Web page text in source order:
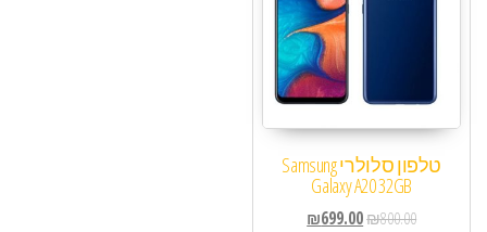
טלפון סלולרי Samsung
Galaxy A20 32GB
₪800.00
₪699.00